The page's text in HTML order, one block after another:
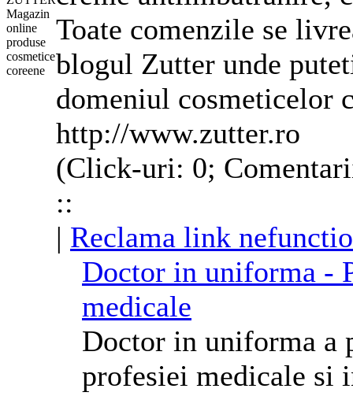
Toate comenzile se
blogul Zutter unde
domeniul cosmeticelor
http://www.zutter.ro
(Click-uri: 0;
::
| Reclama link
Doctor in uniforma -
medicale
Doctor in uniforma a
profesiei medicale si